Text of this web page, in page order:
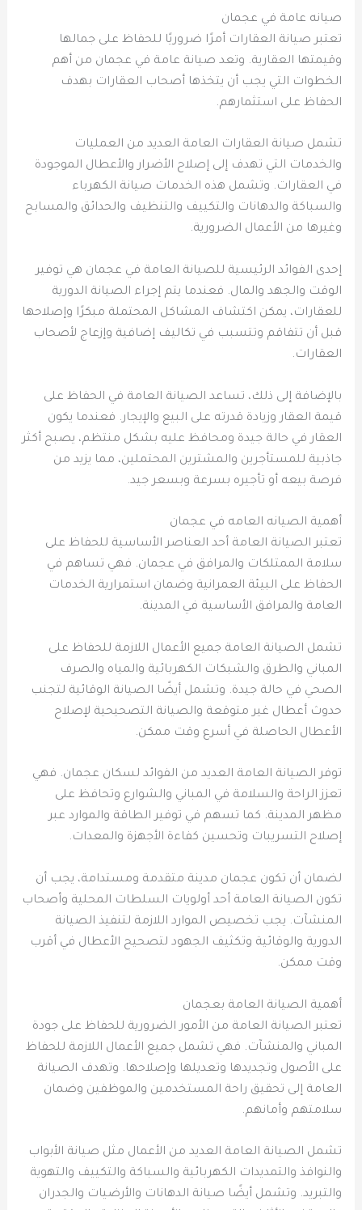
صيانه عامة في عجمان
تعتبر صيانة العقارات أمرًا ضروريًا للحفاظ على جمالها
وقيمتها العقارية. وتعد صيانة عامة في عجمان من أهم
الخطوات التي يجب أن يتخذها أصحاب العقارات بهدف
الحفاظ على استثمارهم.
تشمل صيانة العقارات العامة العديد من العمليات
والخدمات التي تهدف إلى إصلاح الأضرار والأعطال الموجودة
في العقارات. وتشمل هذه الخدمات صيانة الكهرباء
والسباكة والدهانات والتكييف والتنظيف والحدائق والمسابح
وغيرها من الأعمال الضرورية.
إحدى الفوائد الرئيسية للصيانة العامة في عجمان هي توفير
الوقت والجهد والمال. فعندما يتم إجراء الصيانة الدورية
للعقارات، يمكن اكتشاف المشاكل المحتملة مبكرًا وإصلاحها
قبل أن تتفاقم وتتسبب في تكاليف إضافية وإزعاج لأصحاب
العقارات.
بالإضافة إلى ذلك، تساعد الصيانة العامة في الحفاظ على
قيمة العقار وزيادة قدرته على البيع والإيجار. فعندما يكون
العقار في حالة جيدة ومحافظ عليه بشكل منتظم، يصبح أكثر
جاذبية للمستأجرين والمشترين المحتملين، مما يزيد من
فرصة بيعه أو تأجيره بسرعة وبسعر جيد.
أهمية الصيانه العامه في عجمان
تعتبر الصيانة العامة أحد العناصر الأساسية للحفاظ على
سلامة الممتلكات والمرافق في عجمان. فهي تساهم في
الحفاظ على البيئة العمرانية وضمان استمرارية الخدمات
العامة والمرافق الأساسية في المدينة.
تشمل الصيانة العامة جميع الأعمال اللازمة للحفاظ على
المباني والطرق والشبكات الكهربائية والمياه والصرف
الصحي في حالة جيدة. وتشمل أيضًا الصيانة الوقائية لتجنب
حدوث أعطال غير متوقعة والصيانة التصحيحية لإصلاح
الأعطال الحاصلة في أسرع وقت ممكن.
توفر الصيانة العامة العديد من الفوائد لسكان عجمان. فهي
تعزز الراحة والسلامة في المباني والشوارع وتحافظ على
مظهر المدينة. كما تسهم في توفير الطاقة والموارد عبر
إصلاح التسريبات وتحسين كفاءة الأجهزة والمعدات.
لضمان أن تكون عجمان مدينة متقدمة ومستدامة، يجب أن
تكون الصيانة العامة أحد أولويات السلطات المحلية وأصحاب
المنشآت. يجب تخصيص الموارد اللازمة لتنفيذ الصيانة
الدورية والوقائية وتكثيف الجهود لتصحيح الأعطال في أقرب
وقت ممكن.
أهمية الصيانة العامة بعجمان
تعتبر الصيانة العامة من الأمور الضرورية للحفاظ على جودة
المباني والمنشآت. فهي تشمل جميع الأعمال اللازمة للحفاظ
على الأصول وتجديدها وتعديلها وإصلاحها. وتهدف الصيانة
العامة إلى تحقيق راحة المستخدمين والموظفين وضمان
سلامتهم وأمانهم.
تشمل الصيانة العامة العديد من الأعمال مثل صيانة الأبواب
والنوافذ والتمديدات الكهربائية والسباكة والتكييف والتهوية
والتبريد. وتشمل أيضًا صيانة الدهانات والأرضيات والجدران